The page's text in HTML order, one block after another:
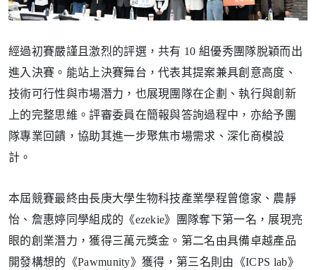
經過初賽嚴謹且激烈的評選，共有 10組優秀團隊脫穎而出
進入決賽。能站上決賽舞台，代表其提案兼具創意高度、
技術可行性與市場潛力，也展現團隊在企劃、執行與創新
上的完整思維。評審委員在簡報與答詢過程中，亦給予團
隊專業回饋，協助其進一步聚焦市場需求、深化商模設
計。
本屆競賽最終由長庚大學生物科技產業學程曾億家、農靜
怡、詹惠婷同學組成的《ezekie》團隊奪下第一名，展現亮
眼的創業潛力，獲得三萬元獎金。 第二名由具備卓越產品
開發構想的《Pawmunity》獲得，第三名則由《ICPS lab》